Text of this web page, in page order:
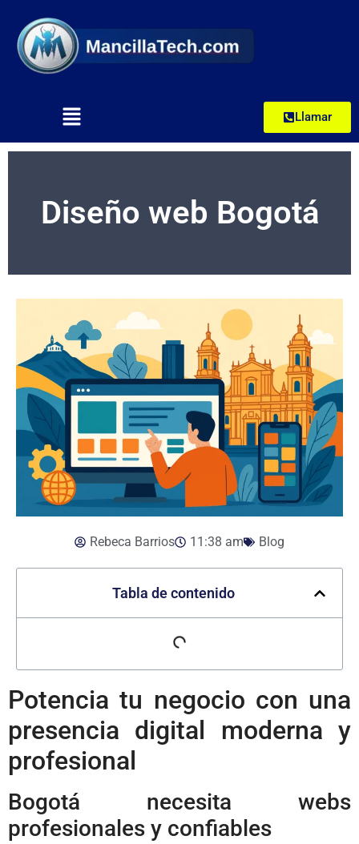
Llamar
Diseño web Bogotá
Rebeca Barrios 11:38 am Blog
Tabla de contenido
Potencia tu negocio con una
presencia digital moderna y
profesional
Bogotá necesita webs
profesionales y confiables